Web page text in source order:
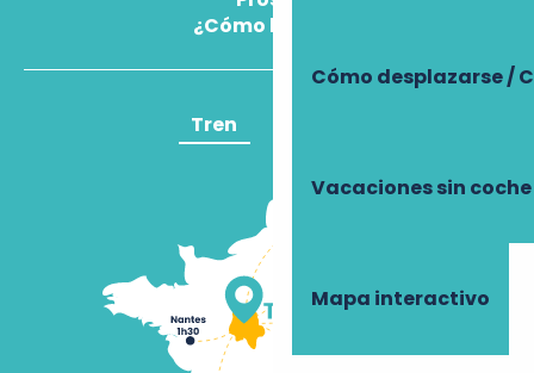
Cómo desplazarse /
Vacaciones sin coche
Mapa interactivo
¿Cómo llegar?
Tren